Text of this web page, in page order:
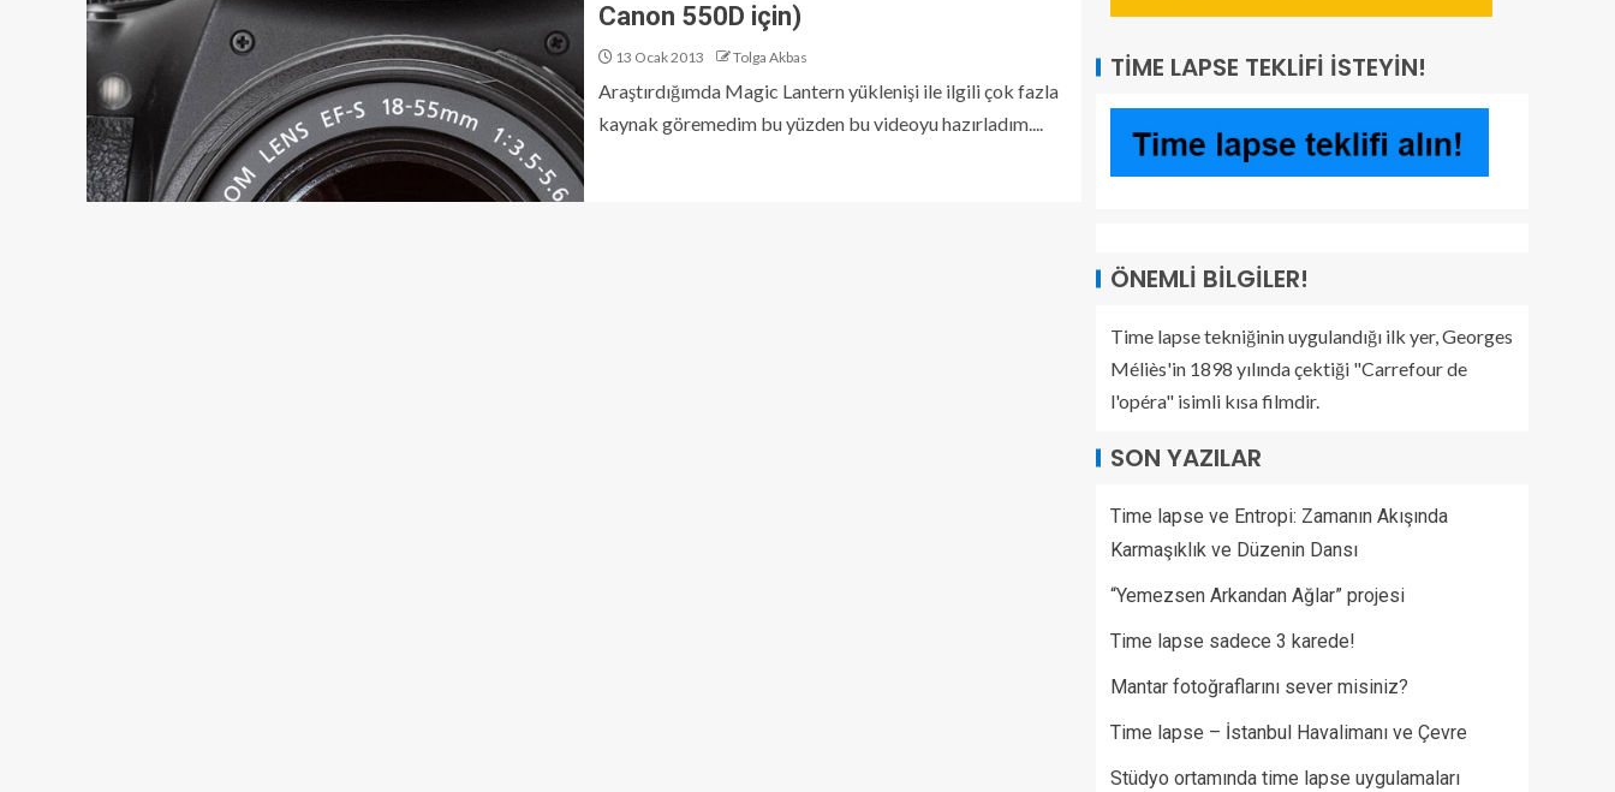
Canon 550D için)
13 Ocak 2013 Tolga Akbas
Araştırdığımda Magic Lantern yüklenişi ile ilgili çok fazla
kaynak göremedim bu yüzden bu videoyu hazırladım....
TIME LAPSE TEKLIFI İSTEYIN!
ÖNEMLI BILGILER!
Time lapse tekniğinin uygulandığı ilk yer, Georges
Méliès'in 1898 yılında çektiği "Carrefour de
l'opéra" isimli kısa filmdir.
SON YAZILAR
Time lapse ve Entropi: Zamanın Akışında
Karmaşıklık ve Düzenin Dansı
“Yemezsen Arkandan Ağlar” projesi
Time lapse sadece 3 karede!
Mantar fotoğraflarını sever misiniz?
Time lapse – İstanbul Havalimanı ve Çevre
Stüdyo ortamında time lapse uygulamaları